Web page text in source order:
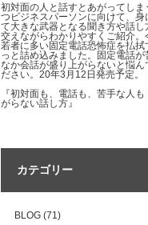
初対面の人と話すとあがってしま
つビジネスパーソンに向けて、
て大きな武器となる聞き方や話
交えながらわかりやすくご紹介
若者に多い固定電話恐怖症を払
っと詰め込みました。固定電話
なか会話が盛り上がらないと悩ん
ださい。20年3月12日発売予定。
『初対面も、電話も、苦手な人
がらない話し方』
カテゴリー
BLOG (71)